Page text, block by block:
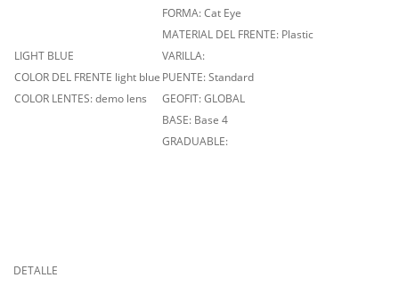
LIGHT BLUE
COLOR DEL FRENTE light blue
COLOR LENTES: demo lens
FORMA: Cat Eye
MATERIAL DEL FRENTE: Plastic
VARILLA:
PUENTE: Standard
GEOFIT: GLOBAL
BASE: Base 4
GRADUABLE:
DETALLE